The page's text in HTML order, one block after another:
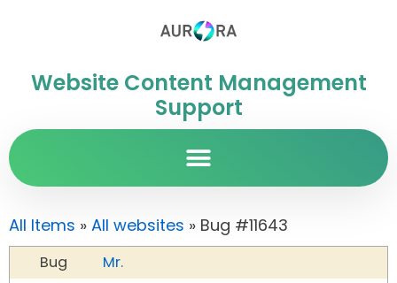
Website Content Management
Support
All Items » All websites » Bug #11643
Bug
Mr.